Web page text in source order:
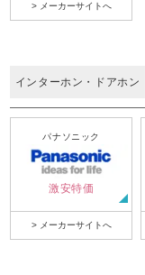
> メーカーサイトへ
インターホン・ドアホン
パナソニック
激安特価
> メーカーサイトへ